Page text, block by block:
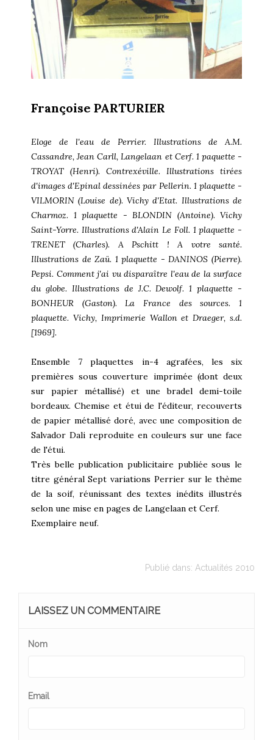
Françoise PARTURIER
Eloge de l'eau de Perrier. Illustrations de A.M.
Cassandre, Jean Carll, Langelaan et Cerf. 1 paquette -
TROYAT (Henri). Contrexéville. Illustrations tirées
d'images d'Epinal dessinées par Pellerin. 1 plaquette -
VILMORIN (Louise de). Vichy d'Etat. Illustrations de
Charmoz. 1 plaquette - BLONDIN (Antoine). Vichy
Saint-Yorre. Illustrations d'Alain Le Foll. 1 plaquette -
TRENET (Charles). A Pschitt ! A votre santé.
Illustrations de Zaü. 1 plaquette - DANINOS (Pierre).
Pepsi. Comment j'ai vu disparaître l'eau de la surface
du globe. Illustrations de J.C. Dewolf. 1 plaquette -
BONHEUR (Gaston). La France des sources. 1
plaquette. Vichy, Imprimerie Wallon et Draeger, s.d.
[1969].
Ensemble 7 plaquettes in-4 agrafées, les six
premières sous couverture imprimée (dont deux
sur papier métallisé) et une bradel demi-toile
bordeaux. Chemise et étui de l'éditeur, recouverts
de papier métallisé doré, avec une composition de
Salvador Dali reproduite en couleurs sur une face
de l'étui.
Très belle publication publicitaire publiée sous le
titre général Sept variations Perrier sur le thème
de la soif, réunissant des textes inédits illustrés
selon une mise en pages de Langelaan et Cerf.
Exemplaire neuf.
Publié dans: Actualités 2010
LAISSEZ UN COMMENTAIRE
Nom
Email